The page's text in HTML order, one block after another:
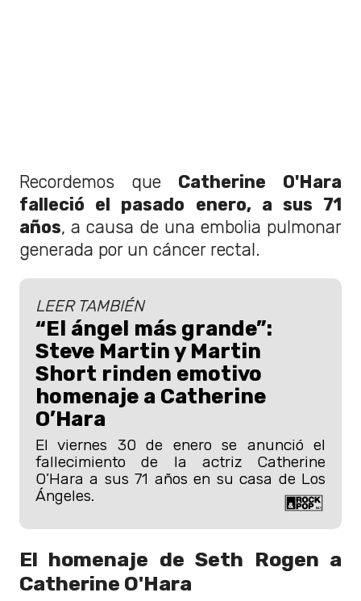
Recordemos que Catherine O'Hara
falleció el pasado enero, a sus 71
años, a causa de una embolia pulmonar
generada por un cáncer rectal.
LEER TAMBIÉN
“El ángel más grande”:
Steve Martin y Martin
Short rinden emotivo
homenaje a Catherine
O’Hara
El viernes 30 de enero se anunció el
fallecimiento de la actriz Catherine
O’Hara a sus 71 años en su casa de Los
Ángeles.
El homenaje de Seth Rogen a
Catherine O'Hara